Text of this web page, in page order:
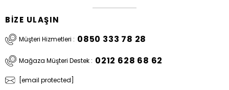
BİZE ULAŞIN
Müşteri Hizmetleri : 0850 333 78 28
Mağaza Müşteri Destek : 0212 628 68 62
[email protected]